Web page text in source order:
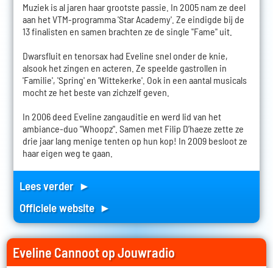
Muziek is al jaren haar grootste passie. In 2005 nam ze deel
aan het VTM-programma 'Star Academy'. Ze eindigde bij de
13 finalisten en samen brachten ze de single "Fame" uit.
Dwarsfluit en tenorsax had Eveline snel onder de knie,
alsook het zingen en acteren. Ze speelde gastrollen in
'Familie', 'Spring' en 'Wittekerke'. Ook in een aantal musicals
mocht ze het beste van zichzelf geven.
In 2006 deed Eveline zangauditie en werd lid van het
ambiance-duo "Whoopz". Samen met Filip D’haeze zette ze
drie jaar lang menige tenten op hun kop! In 2009 besloot ze
haar eigen weg te gaan.
Lees verder ►
Officiele website ►
Eveline Cannoot op Jouwradio